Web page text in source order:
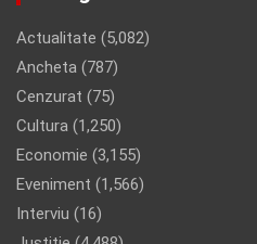
Actualitate (5,082)
Ancheta (787)
Cenzurat (75)
Cultura (1,250)
Economie (3,155)
Eveniment (1,566)
Interviu (16)